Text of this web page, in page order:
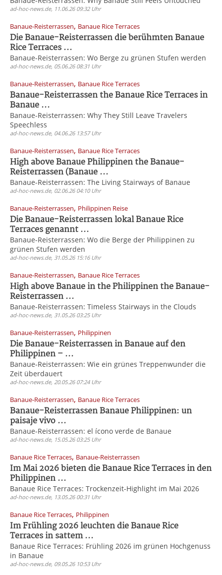
ad-hoc-news.de, 11.06.26 09:32 Uhr
Banaue-Reisterrassen, Banaue Rice Terraces
Die Banaue-Reisterrassen die berühmten Banaue
Rice Terraces ...
Banaue-Reisterrassen: Wo Berge zu grünen Stufen werden
ad-hoc-news.de, 05.06.26 08:31 Uhr
Banaue-Reisterrassen, Banaue Rice Terraces
Banaue-Reisterrassen the Banaue Rice Terraces in
Banaue ...
Banaue-Reisterrassen: Why They Still Leave Travelers
Speechless
ad-hoc-news.de, 04.06.26 13:57 Uhr
Banaue-Reisterrassen, Banaue Rice Terraces
High above Banaue Philippinen the Banaue-
Reisterrassen (Banaue ...
Banaue-Reisterrassen: The Living Stairways of Banaue
ad-hoc-news.de, 02.06.26 04:10 Uhr
Banaue-Reisterrassen, Philippinen Reise
Die Banaue-Reisterrassen lokal Banaue Rice
Terraces genannt ...
Banaue-Reisterrassen: Wo die Berge der Philippinen zu
grünen Stufen werden
ad-hoc-news.de, 31.05.26 15:16 Uhr
Banaue-Reisterrassen, Banaue Rice Terraces
High above Banaue in the Philippinen the Banaue-
Reisterrassen ...
Banaue-Reisterrassen: Timeless Stairways in the Clouds
ad-hoc-news.de, 31.05.26 03:25 Uhr
Banaue-Reisterrassen, Philippinen
Die Banaue-Reisterrassen in Banaue auf den
Philippinen – ...
Banaue-Reisterrassen: Wie ein grünes Treppenwunder die
Zeit überdauert
ad-hoc-news.de, 20.05.26 07:24 Uhr
Banaue-Reisterrassen, Banaue Rice Terraces
Banaue-Reisterrassen Banaue Philippinen: un
paisaje vivo ...
Banaue-Reisterrassen: el ícono verde de Banaue
ad-hoc-news.de, 15.05.26 03:25 Uhr
Banaue Rice Terraces, Banaue-Reisterrassen
Im Mai 2026 bieten die Banaue Rice Terraces in den
Philippinen ...
Banaue Rice Terraces: Trockenzeit-Highlight im Mai 2026
ad-hoc-news.de, 13.05.26 00:31 Uhr
Banaue Rice Terraces, Philippinen
Im Frühling 2026 leuchten die Banaue Rice
Terraces in sattem ...
Banaue Rice Terraces: Frühling 2026 im grünen Hochgenuss
in Banaue
ad-hoc-news.de, 09.05.26 10:53 Uhr